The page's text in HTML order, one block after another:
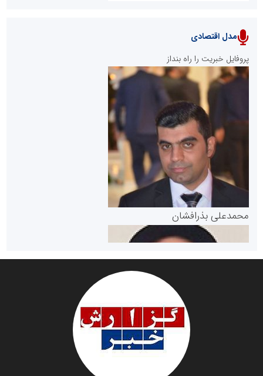
پایگاه خبری نهضت ملی مسکن
پایگاه خبری گفتمان یزد
دانشگاه سئوی ایران
سازمان بورس و اوراق بهادار
مرجع اخبار موثق در بازارسرمایه
سازمان صنعت،معدن و تجارت
مدل اقتصادی
پروفایل خبریت را راه بنداز
محمدعلی بذرافشان